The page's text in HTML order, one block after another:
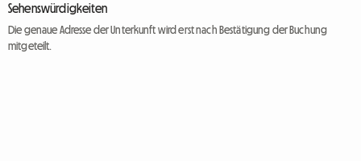
Sehenswürdigkeiten
Die genaue Adresse der Unterkunft wird erst nach Bestätigung der Buchung
mitgeteilt.